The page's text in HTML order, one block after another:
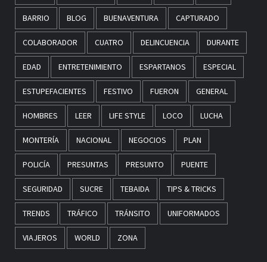
BARRIO BLOG BUENAVENTURA CAPTURADO
COLABORADOR CUATRO DELINCUENCIA DURANTE
EDAD ENTRETENIMIENTO ESPARTANOS ESPECIAL
ESTUPEFACIENTES FESTIVO FUERON GENERAL
HOMBRES LEER LIFE STYLE LOCO LUCHA
MONTERÍA NACIONAL NEGOCIOS PLAN
POLICÍA PRESUNTAS PRESUNTO PUENTE
SEGURIDAD SUCRE TEBAIDA TIPS & TRICKS
TRENDS TRÁFICO TRÁNSITO UNIFORMADOS
VIAJEROS WORLD ZONA